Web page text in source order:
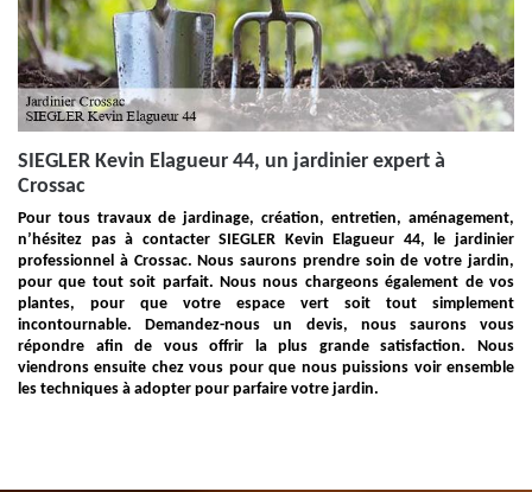
SIEGLER Kevin Elagueur 44, un jardinier expert à
Crossac
Pour tous travaux de jardinage, création, entretien, aménagement,
n’hésitez pas à contacter SIEGLER Kevin Elagueur 44, le jardinier
professionnel à Crossac. Nous saurons prendre soin de votre jardin,
pour que tout soit parfait. Nous nous chargeons également de vos
plantes, pour que votre espace vert soit tout simplement
incontournable. Demandez-nous un devis, nous saurons vous
répondre afin de vous offrir la plus grande satisfaction. Nous
viendrons ensuite chez vous pour que nous puissions voir ensemble
les techniques à adopter pour parfaire votre jardin.